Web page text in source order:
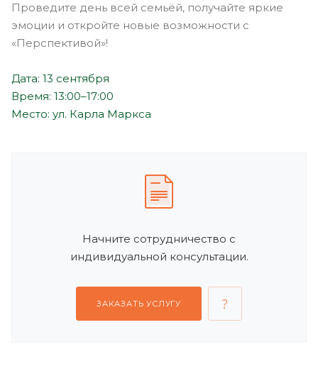
Проведите день всей семьёй, получайте яркие
эмоции и откройте новые возможности с
«Перспективой»!
Дата: 13 сентября
Время: 13:00–17:00
Место: ул. Карла Маркса
Начните сотрудничество с
индивидуальной консультации.
ЗАКАЗАТЬ УСЛУГУ